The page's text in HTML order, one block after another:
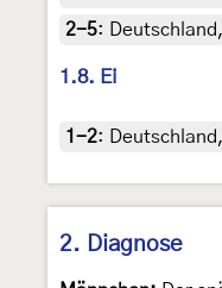
2-5:
1.8. Ei
1-2:
2. Diagnose